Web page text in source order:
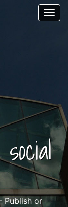
Publish or